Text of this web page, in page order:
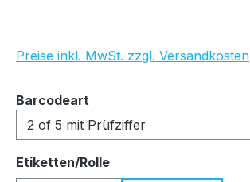
Preise inkl. MwSt. zzgl. Versandkosten
Barcodeart
Etiketten/Rolleauswählen